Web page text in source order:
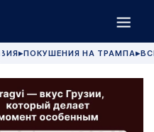
▶ПОКУШЕНИЯ НА ТРАМПА▶